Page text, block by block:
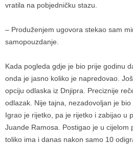
vratila na pobjedničku stazu.
– Produženjem ugovora stekao sam
samopouzdanje.
Kada pogleda gdje je bio prije godinu
onda je jasno koliko je napredovao.
opciju odlaska iz Dnjipra. Preciznije
odlazak. Nije tajna, nezadovoljan je
Igrao je rijetko, pa je rijetko i zabijao u
Juande Ramosa. Postigao je u cijelom
toliko ima i danas nakon samo 10